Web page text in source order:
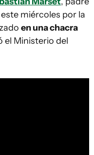
este miércoles por la
en una chacra
el Ministerio del